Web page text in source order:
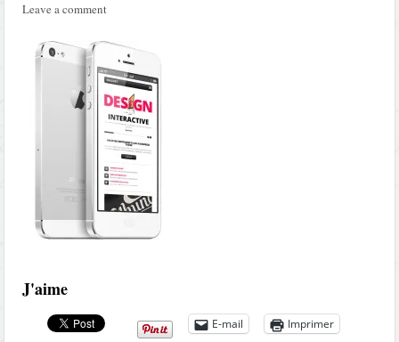
Leave a comment
J'aime
E-mail Imprimer